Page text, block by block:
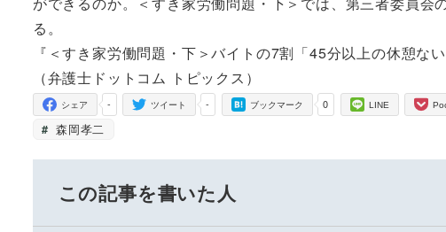
る。
『＜すき家労働問題・下＞バイトの7割「45分以上の休憩な
（弁護士ドットコム トピックス）
-
シェア -
ツイート 0
ブックマーク LINE
森岡孝二
この記事を書いた人